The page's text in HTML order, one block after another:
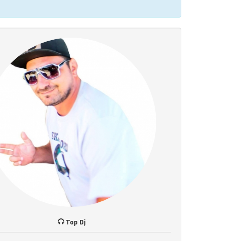
Top Dj